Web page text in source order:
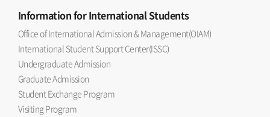
Informationfor International Students
Office of International Admission & Management(OIAM)
International Student Support Center(ISSC)
Undergraduate Admission
Graduate Admission
Student Exchange Program
Visiting Program